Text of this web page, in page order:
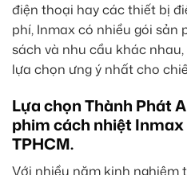
điện thoại hay các thiết bị
phí, Inmax có nhiều gói sản
sách và nhu cầu khác
lựa chọn ưng ý nhất cho
Lựa chọn Thành Phát
phim cách nhiệt
TPHCM.
Với nhiều năm kinh nghiệm